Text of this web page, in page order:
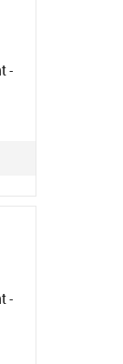
-
-